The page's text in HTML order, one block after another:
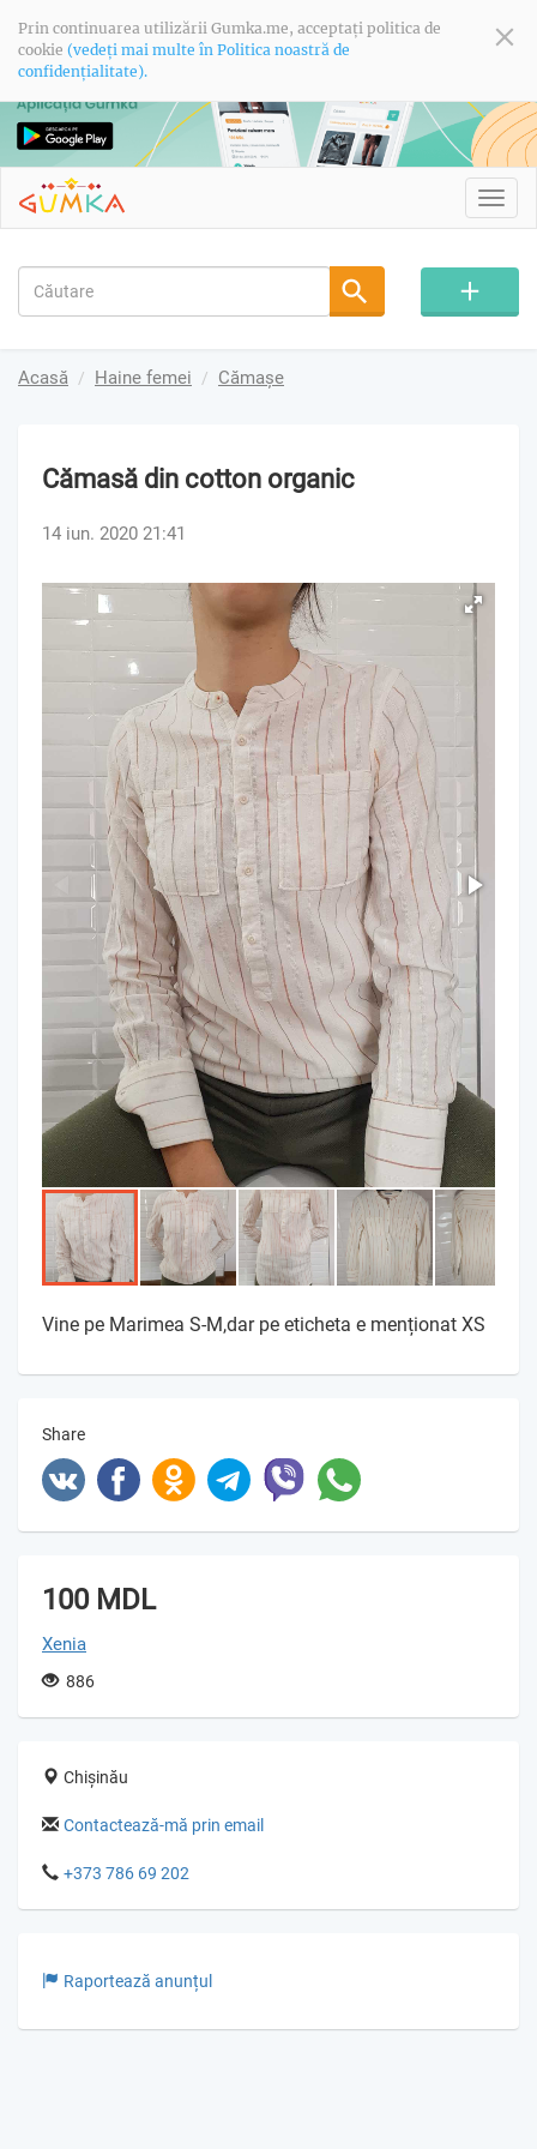
Prin continuarea utilizării Gumka.me, acceptați politica de
cookie (vedeți mai multe în Politica noastră de
confidențialitate).
Acasă Haine femei Cămașe
Cămasă din cotton organic
14 iun. 2020 21:41
Vine pe Marimea S-M,dar pe eticheta e menționat XS
Share
100 MDL
Xenia
886
Chișinău
Contactează-mă prin email
+373 786 69 202
Raportează anunțul